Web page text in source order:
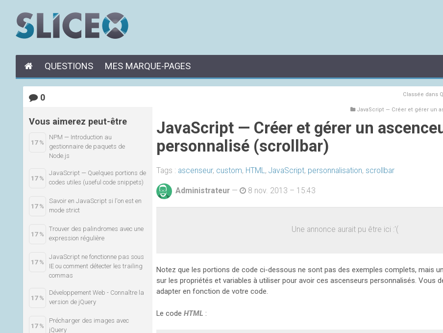
QUESTIONS MES MARQUE-PAGES
Classée dans
JavaScript — Créer et gérer un
JavaScript — Créer et gérer un
personnalisé (scrollbar)
Tags : ascenseur, custom, HTML, JavaScript, personnalisation, scrollbar
Administrateur — 8 nov. 2013 – 15:43
Une annonce aurait pu être ici :'(
Notez que les portions de code ci-dessous ne sont pas des exemples complets, mais
sur les propriétés et variables à utiliser pour avoir ces ascenseurs personnalisés. Vous
adapter en fonction de votre code.
Le code HTML :
0
Vous aimerez peut-être
17 %
NPM — Introduction au
gestionnaire de paquets de
Node.js
17 %
JavaScript — Quelques portions de
codes utiles (useful code snippets)
17 %
Savoir en JavaScript si l'on est en
mode strict
17 %
Trouver des palindromes avec une
expression régulière
17 %
JavaScript ne fonctionne pas sous
IE ou comment détecter les trailing
commas
17 %
Développement Web - Connaître la
version de jQuery
17 %
Précharger des images avec
jQuery